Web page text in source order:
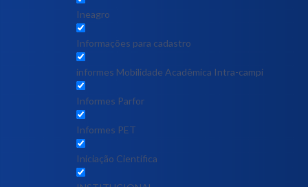
Ineagro
Informações para cadastro
informes Mobilidade Acadêmica Intra-campi
Informes Parfor
Informes PET
Iniciação Científica